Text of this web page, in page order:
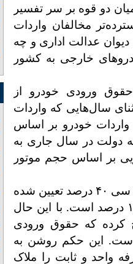
دو قوه بر سر تفسیر
مخالفان واردات
عدالت اداری و چه
خارجی به کشور
ورودی خودرو از
سال‌هایی که واردات
خودرو بر اساس
دولت در سال جاری به
بر اساس حجم موتور
به عنوان مثال تعرفه خودروهای ۱۵۰۰ تا ۲۰۰۰ سی سی ۴۰ درصد تعیین شده
و تعرفه خودروهای بیش از ۳۰۰۰ سی سی نیز ۱۶۵ درصد است. با این حال
(۱) قانون بودجه ۱۴۰۴ تصریح کرده که حقوق ورودی
برای سال جاری ۱۰۰ درصد است. این حکم روشن به
واحد و ثابت را ملاک